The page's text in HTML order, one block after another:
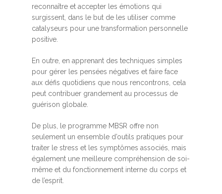
reconnaître et accepter les émotions qui
surgissent, dans le but de les utiliser comme
catalyseurs pour une transformation personnelle
positive.
En outre, en apprenant des techniques simples
pour gérer les pensées négatives et faire face
aux défis quotidiens que nous rencontrons, cela
peut contribuer grandement au processus de
guérison globale.
De plus, le programme MBSR offre non
seulement un ensemble d’outils pratiques pour
traiter le stress et les symptômes associés, mais
également une meilleure compréhension de soi-
même et du fonctionnement interne du corps et
de l’esprit.